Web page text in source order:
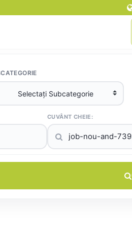
CUVÂNT CHEIE: